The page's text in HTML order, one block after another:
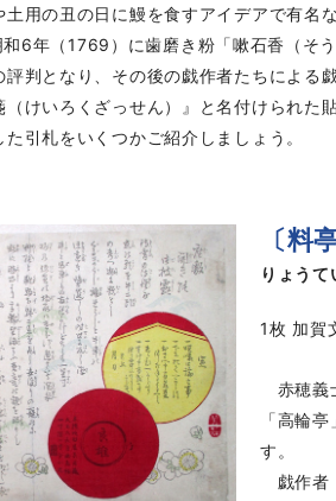
用の丑の日に鰻を食すアイデアで有名
6年（1769）に歯磨き粉「嗽石香（そ
判となり、その後の戯作者たちによる
（けいろくざっせん）』と名付けられた
引札をいくつかご紹介しましょう。
〔料
りょう
1枚 加賀
赤穂義
「高輪
す。
戯作者